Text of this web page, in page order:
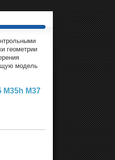
геометрии
модель
M35h M37